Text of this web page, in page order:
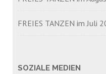
FREIES TANZEN im Juli
SOZIALE MEDIEN